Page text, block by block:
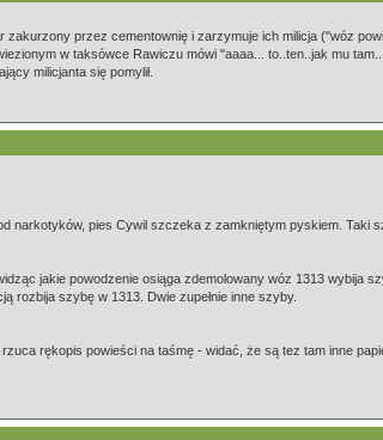
przez cementownię i zarzymuje ich milicja ("wóz
w taksówce Rawiczu mówi "aaaa... to..ten..jak mu
milicjanta się pomylił.
narkotyków, pies Cywil szczeka z zamkniętym pyskiem. Taki
jakie powodzenie osiąga zdemolowany wóz 1313
rozbija szybę w 1313. Dwie zupełnie inne szyby.
rzuca rękopis powieści na taśmę - widać, że są tez tam inne